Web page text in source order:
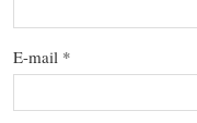
E-mail *